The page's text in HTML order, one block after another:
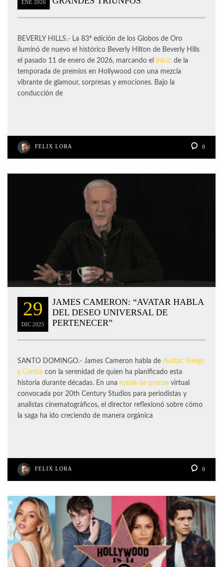
ENE 2026
BEVERLY HILLS.- La 83ª edición de los Globos de Oro
iluminó de nuevo el histórico Beverly Hilton de Beverly Hills
el pasado 11 de enero de 2026, marcando el inicio de la
temporada de premios en Hollywood con una mezcla
vibrante de glamour, sorpresas y emociones. Bajo la
conducción de
FELIX LORA 0
29
DIC 2025
JAMES CAMERON: “AVATAR HABLA
DEL DESEO UNIVERSAL DE
PERTENECER”
SANTO DOMINGO.- James Cameron habla de Avatar: Fuego
y Ceniza con la serenidad de quien ha planificado esta
historia durante décadas. En una rueda de prensa virtual
convocada por 20th Century Studios para periodistas y
analistas cinematográficos, el director reflexionó sobre cómo
la saga ha ido creciendo de manera orgánica
FELIX LORA 0